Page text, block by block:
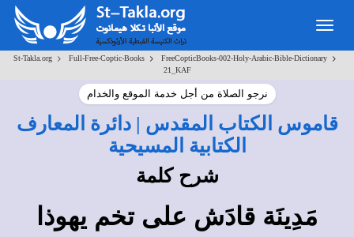
Toggle
navigation
St-Takla.org> Full-Free-Coptic-Books> FreeCopticBooks-002-Holy-Arabic-Bible-Dictionary>
21_KAF
نرجو الصلاة من أجل خدمة الموقع والخدام
قاموس الكتاب المقدس | دائرة المعارف
الكتابية المسيحية
شرح كلمة
مَدِينَة قادَش على تخم يهوذا